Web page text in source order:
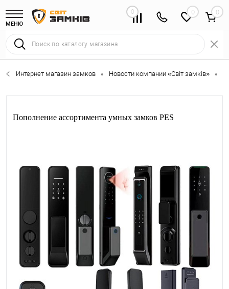
МЕНЮ
0 0
Интернет магазин замков • Новости компании «Світ замків» •
Пополнение ассортимента умных замков PES